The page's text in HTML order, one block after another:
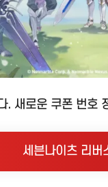
. 새로운 쿠폰 번호
세븐나이츠 리버